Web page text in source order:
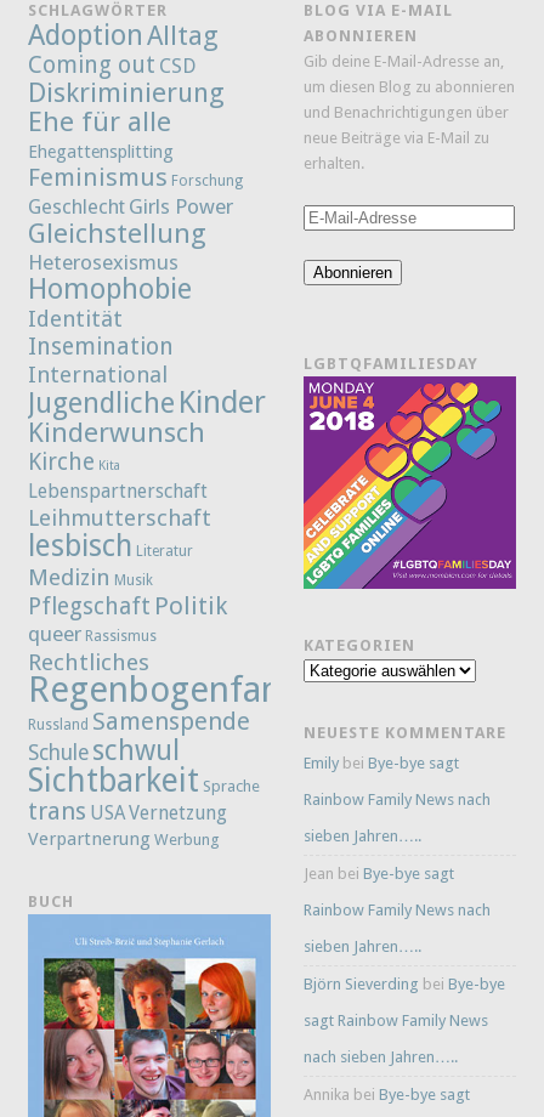
SCHLAGWÖRTER
AdoptionAlltag
Coming out CSD
Diskriminierung
Ehe für alle
Ehegattensplitting
Feminismus Forschung
Geschlecht Girls Power
Gleichstellung
Heterosexismus
Homophobie
Identität
Insemination
International
Jugendliche Kinder
Kinderwunsch
Kirche Kita
Lebenspartnerschaft
Leihmutterschaft
lesbisch Literatur
Medizin Musik
Pflegschaft Politik
queer Rassismus
Rechtliches
Regenbogenfamilie
Russland Samenspende
Schule schwul
Sichtbarkeit Sprache
trans USAVernetzung
Verpartnerung Werbung
BUCH
BLOG VIA E-MAIL
ABONNIEREN
Gib deine E-Mail-Adresse an,
um diesen Blog zu abonnieren
und Benachrichtigungen über
neue Beiträge via E-Mail zu
erhalten.
E-
Adresse
Abonnieren
LGBTQFAMILIESDAY
KATEGORIEN
Kategorien
NEUESTE KOMMENTARE
Emily bei Bye-bye sagt
Rainbow Family News nach
sieben Jahren…..
Jean bei Bye-bye sagt
Rainbow Family News nach
sieben Jahren…..
Björn Sieverding bei Bye-bye
sagt Rainbow Family News
nach sieben Jahren…..
Annika bei Bye-bye sagt